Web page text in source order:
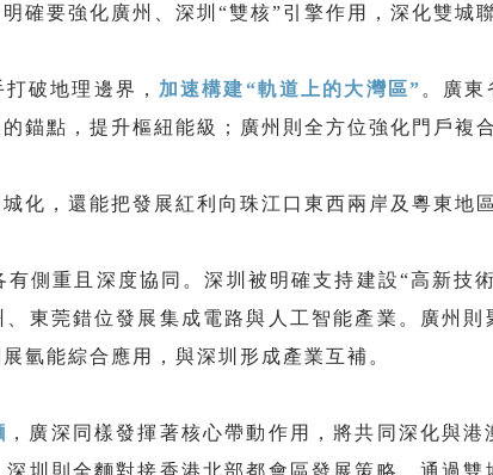
確要強化廣州、深圳“雙核”引擎作用，深化雙城
破地理邊界， 加速構建“軌道上的大灣區” 。廣東
錨點，提升樞紐能級；廣州則全方位強化門戶複
化，還能把發展紅利向珠江口東西兩岸及粵東地區
有側重且深度協同。深圳被明確支持建設“高新
東莞錯位發展集成電路與人工智能產業。廣州
氫能綜合應用，與深圳形成產業互補。
，廣深同樣發揮著核心帶動作用，將共同深化與
圳則全麵對接香港北部都會區發展策略。通過